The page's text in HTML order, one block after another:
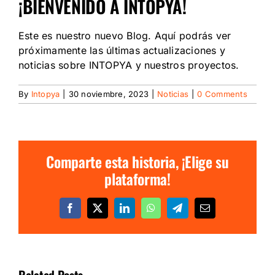
¡BIENVENIDO A INTOPYA!
Este es nuestro nuevo Blog. Aquí podrás ver
próximamente las últimas actualizaciones y
noticias sobre INTOPYA y nuestros proyectos.
By Intopya 30 noviembre, 2023 Noticias 0 Comments
Comparte esta historia, ¡Elige su
plataforma!
Facebook
X LinkedInWhatsAppTelegramEmail